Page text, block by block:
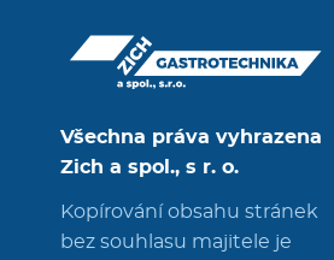
Všechna práva vyhrazena
Zich a spol., s r. o.
Kopírování obsahu stránek
bez souhlasu majitele je